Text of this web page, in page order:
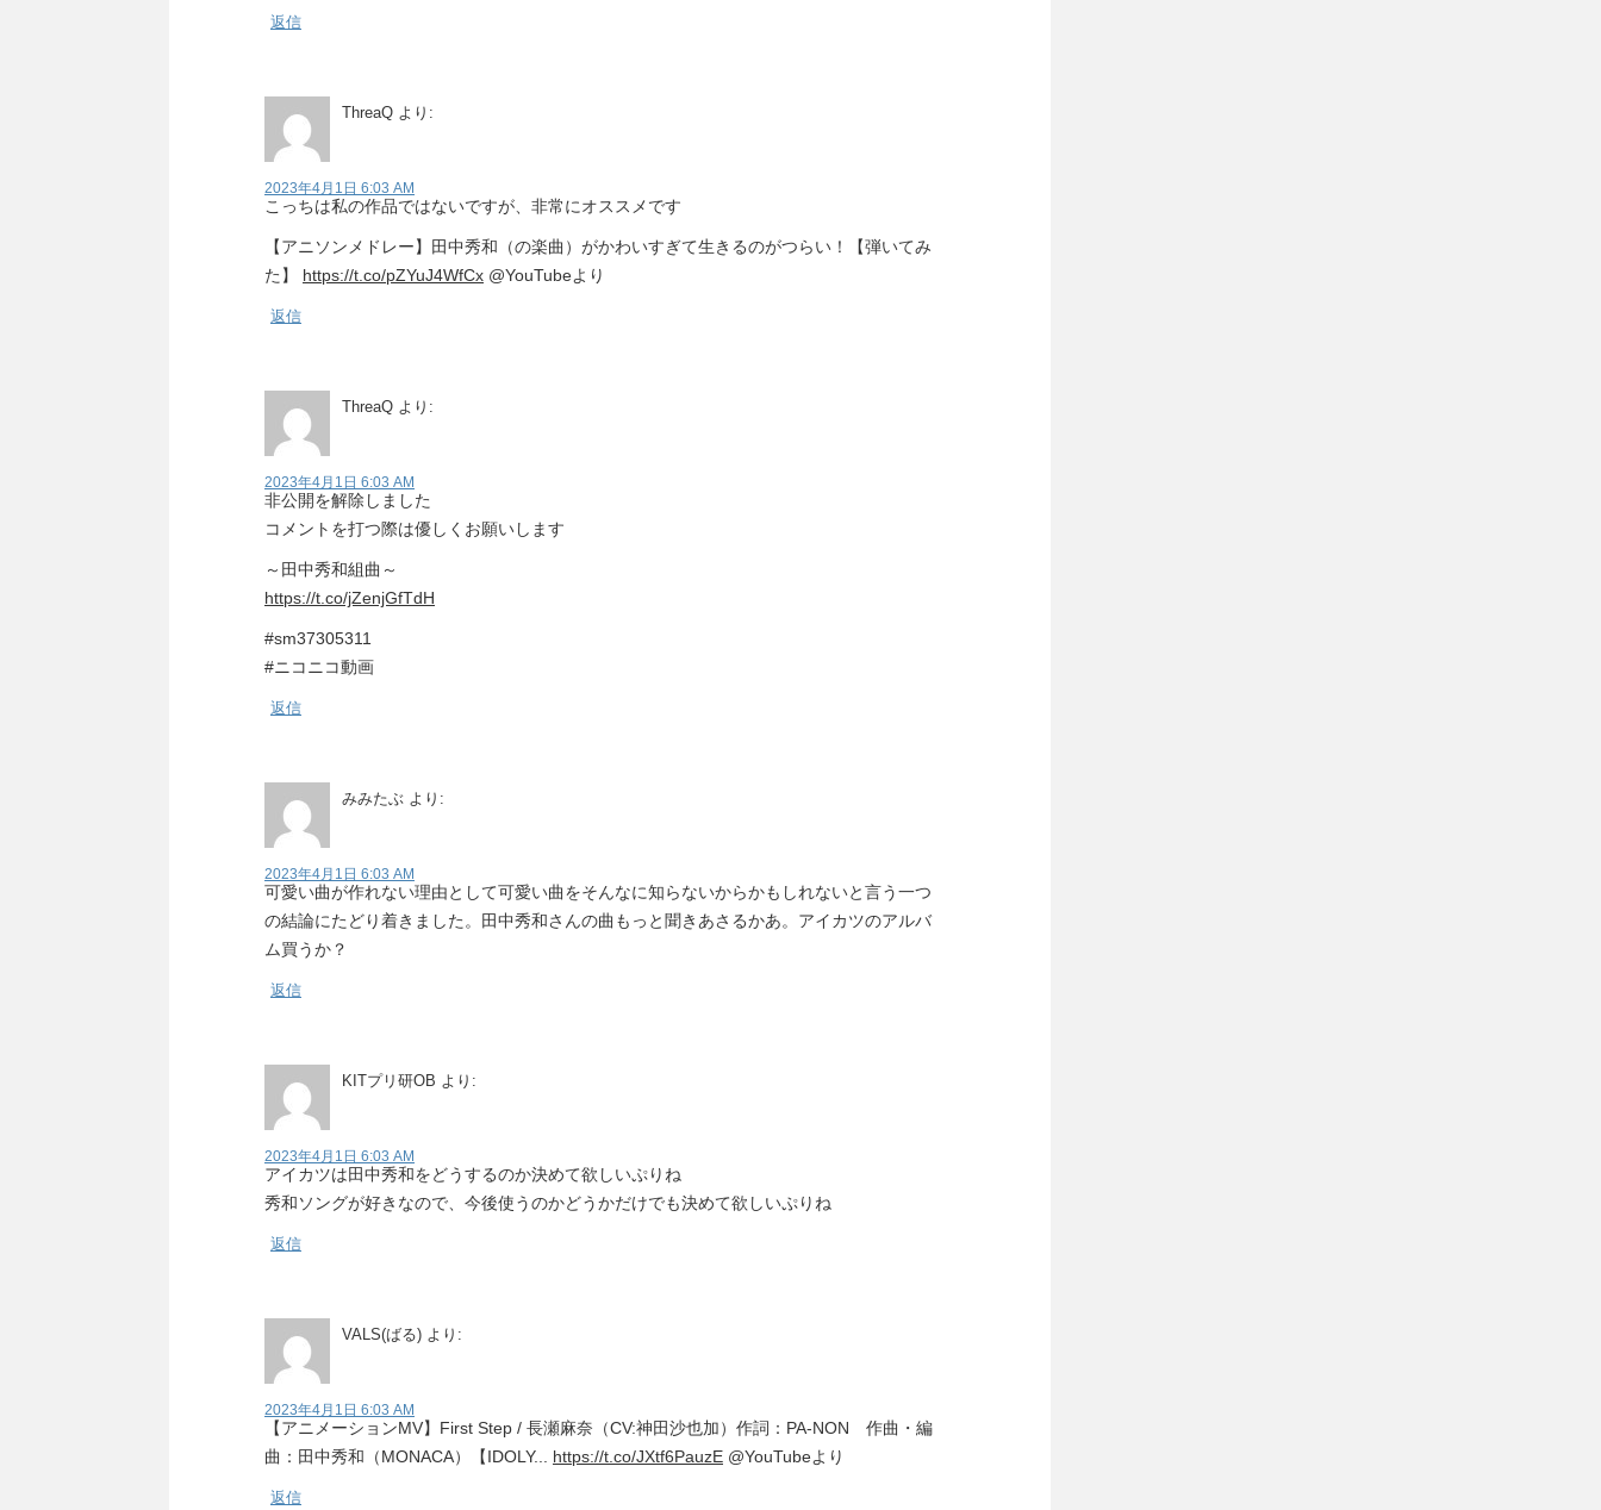
返信
ThreaQ より:
2023年4月1日 6:03 AM
こっちは私の作品ではないですが、非常にオススメです
【アニソンメドレー】田中秀和（の楽曲）がかわいすぎて生きるのがつらい！【弾いてみ
た】 https://t.co/pZYuJ4WfCx @YouTubeより
返信
ThreaQ より:
2023年4月1日 6:03 AM
非公開を解除しました
コメントを打つ際は優しくお願いします
～田中秀和組曲～
https://t.co/jZenjGfTdH
#sm37305311
#ニコニコ動画
返信
みみたぶ より:
2023年4月1日 6:03 AM
可愛い曲が作れない理由として可愛い曲をそんなに知らないからかもしれないと言う一つ
の結論にたどり着きました。田中秀和さんの曲もっと聞きあさるかあ。アイカツのアルバ
ム買うか？
返信
KITプリ研OB より:
2023年4月1日 6:03 AM
アイカツは田中秀和をどうするのか決めて欲しいぷりね
秀和ソングが好きなので、今後使うのかどうかだけでも決めて欲しいぷりね
返信
VALS(ばる) より:
2023年4月1日 6:03 AM
【アニメーションMV】First Step / 長瀬麻奈（CV:神田沙也加）作詞：PA-NON 作曲・編
曲：田中秀和（MONACA）【IDOLY... https://t.co/JXtf6PauzE @YouTubeより
返信